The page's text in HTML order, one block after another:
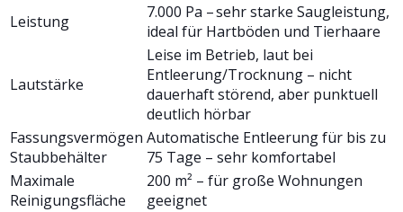
Leistung
7.000 Pa – sehr starke Saugleistung,
ideal für Hartböden und Tierhaare
Lautstärke
Leise im Betrieb, laut bei
Entleerung/Trocknung – nicht
dauerhaft störend, aber punktuell
deutlich hörbar
Fassungsvermögen
Staubbehälter
Automatische Entleerung für bis zu
75 Tage – sehr komfortabel
Maximale
Reinigungsfläche
200 m² – für große Wohnungen
geeignet